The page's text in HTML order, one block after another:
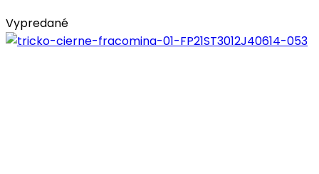
Vypredané